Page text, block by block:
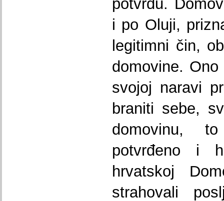
potvrdu.
i po Oluji,
legitimni čin,
domovine.
svojoj naravi
braniti sebe,
domovinu,
potvrđeno i
hrvatskoj
strahovali